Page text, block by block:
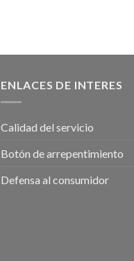
ENLACES DE INTERES
Calidad del servicio
Botón de arrepentimiento
Defensa al consumidor